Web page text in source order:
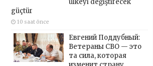
ülkeyi değiştirecek
güçtür
10 saat önce
Евгений Поддубный:
Ветераны СВО — это
та сила, которая